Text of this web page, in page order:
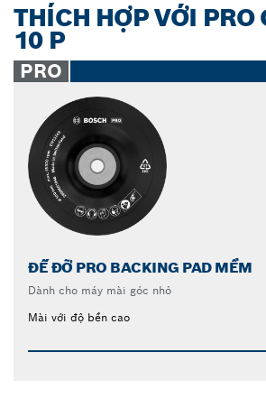
THÍCH HỢP VỚI PRO
10 P
PRO
ĐẾ ĐỠ PRO BACKING PAD MỀM
Dành cho máy mài góc nhỏ
Mài với độ bền cao